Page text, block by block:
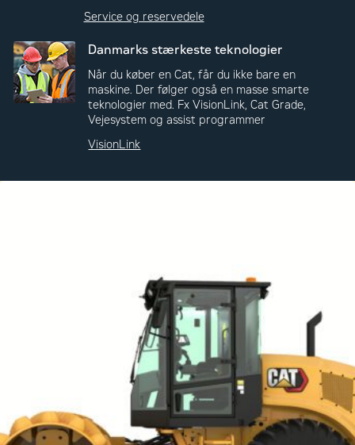
Service og reservedele
Danmarks stærkeste teknologier
Når du køber en Cat, får du ikke bare en
maskine. Der følger også en masse smarte
teknologier med. Fx VisionLink, Cat Grade,
Vejesystem og assist programmer
VisionLink